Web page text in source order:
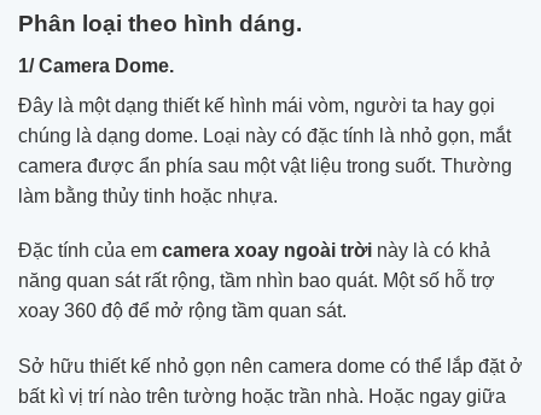
Phân loại theo hình dáng.
1/ Camera Dome.
Đây là một dạng thiết kế hình mái vòm, người ta hay gọi
chúng là dạng dome. Loại này có đặc tính là nhỏ gọn, mắt
camera được ẩn phía sau một vật liệu trong suốt. Thường
làm bằng thủy tinh hoặc nhựa.
Đặc tính của em camera xoay ngoài trời này là có khả
năng quan sát rất rộng, tầm nhìn bao quát. Một số hỗ trợ
xoay 360 độ để mở rộng tầm quan sát.
Sở hữu thiết kế nhỏ gọn nên camera dome có thể lắp đặt ở
bất kì vị trí nào trên tường hoặc trần nhà. Hoặc ngay giữa